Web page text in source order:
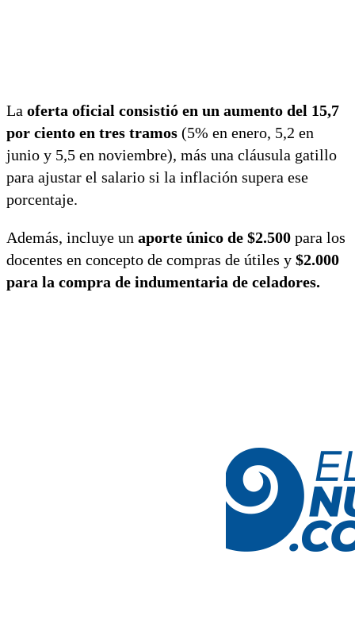
La oferta oficial consistió en un aumento del 15,7
por ciento en tres tramos (5% en enero, 5,2 en
junio y 5,5 en noviembre), más una cláusula gatillo
para ajustar el salario si la inflación supera ese
porcentaje.
Además, incluye un aporte único de $2.500 para los
docentes en concepto de compras de útiles y $2.000
para la compra de indumentaria de celadores.